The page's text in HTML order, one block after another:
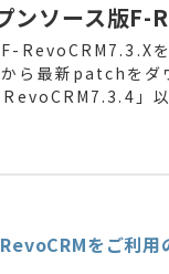
ンソース版F-
RevoCRM7.3.Xを
ら最新patchをダ
」以
をご利用